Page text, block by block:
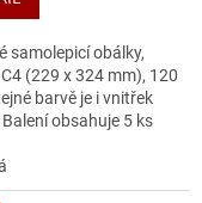
samolepicí obálky,
(229 x 324 mm), 120
barvě je i vnitřek
obsahuje 5 ks
poradit s